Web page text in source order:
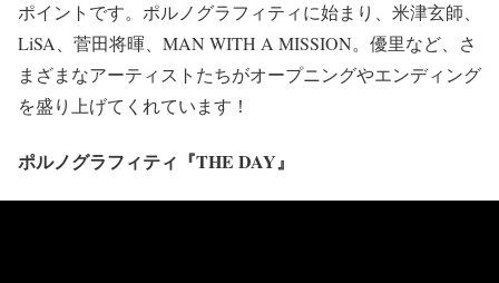
ポイントです。ポルノグラフィティに始まり、米津玄師、
LiSA、菅田将暉、MAN WITH A MISSION。優里など、さ
まざまなアーティストたちがオープニングやエンディング
を盛り上げてくれています！
ポルノグラフィティ『THE DAY』